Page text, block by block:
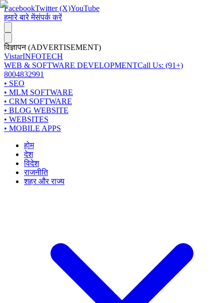
FacebookTwitter (X)YouTube
हमारे बारे मेंसंपर्क करें
विज्ञापन (ADVERTISEMENT)
VistarINFOTECH
WEB & SOFTWARE DEVELOPMENTCall Us: (91+)
8004832991
• SEO
• MLM SOFTWARE
• CRM SOFTWARE
• BLOG WEBSITE
• WEBSITES
• MOBILE APPS
होम
देश
विदेश
राजनीति
शहर और राज्य